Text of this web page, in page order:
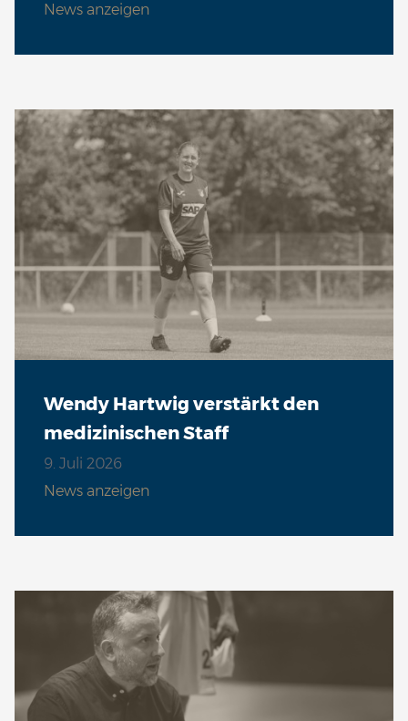
News anzeigen
Wendy Hartwig verstärkt den
medizinischen Staff
9. Juli 2026
News anzeigen